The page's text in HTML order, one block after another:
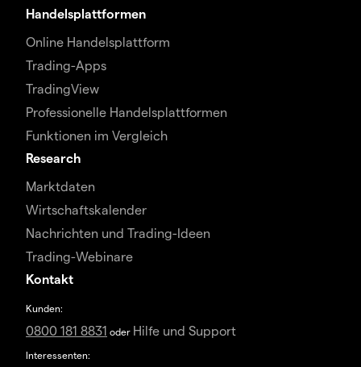
Handelsplattformen
Online Handelsplattform
Trading-Apps
TradingView
Professionelle Handelsplattformen
Funktionen im Vergleich
Research
Marktdaten
Wirtschaftskalender
Nachrichten und Trading-Ideen
Trading-Webinare
Kontakt
Kunden:
0800 181 8831 oder Hilfe und Support
Interessenten: